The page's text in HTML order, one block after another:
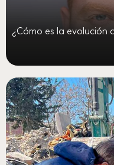
¿Cómo es la evolución